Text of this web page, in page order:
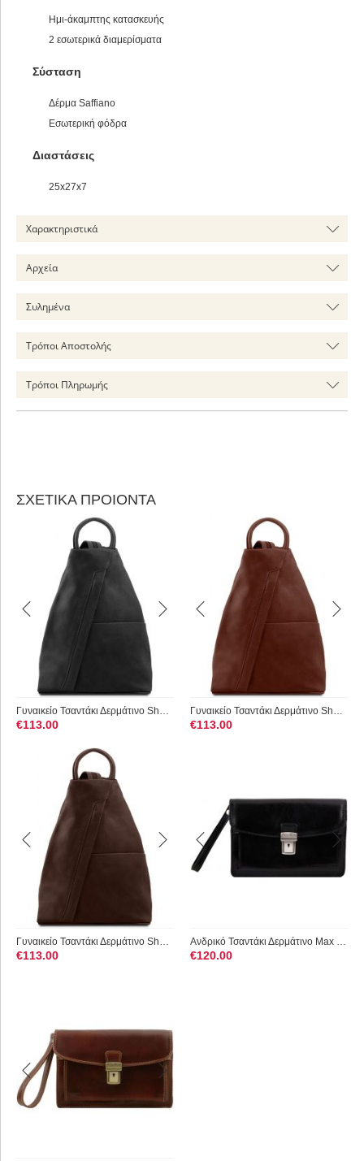
Ημι-άκαμπτης κατασκευής
2 εσωτερικά διαμερίσματα
Σύσταση
Δέρμα Saffiano
Εσωτερική φόδρα
Διαστάσεις
25x27x7
Χαρακτηριστικά
Αρχεία
Συλημένα
Τρόποι Αποστολής
Τρόποι Πληρωμής
ΣΧΕΤΙΚΑ ΠΡΟΙΟΝΤΑ
Γυναικείο Τσαντάκι Δερμάτινο Shanghai TL140963 Μαύρο Tuscany ...
€113.00
Γυναικείο Τσαντάκι Δερμάτινο Shanghai TL140963 Καφέ Tuscany L...
€113.00
€113.00 €120.00